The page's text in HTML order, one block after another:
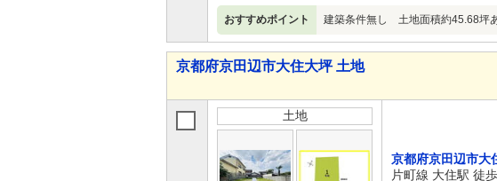
おすすめポイント 建築条件無し 土地面積約45.68坪
京都府京田辺市大住大坪 土地
土地
京都府京田辺市大
片町線 大住駅 徒